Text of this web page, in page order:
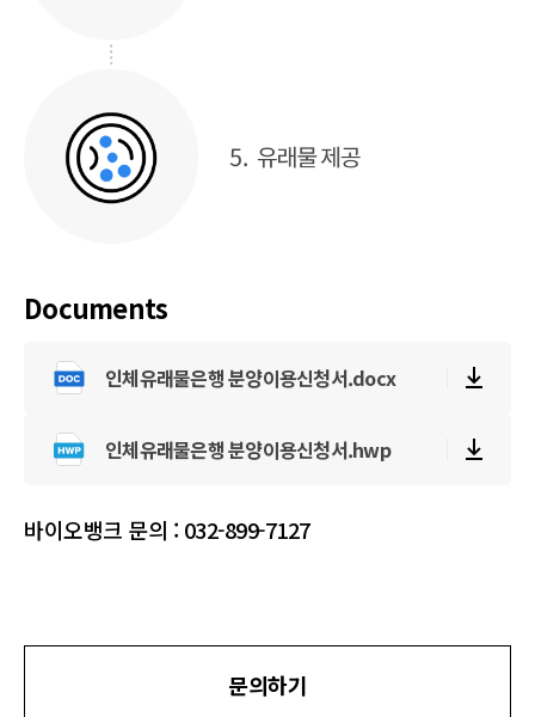
Documents
인체유래물은행 분양이용신청서.docx
인체유래물은행 분양이용신청서.hwp
바이오뱅크 문의 : 032-899-7127
문의하기